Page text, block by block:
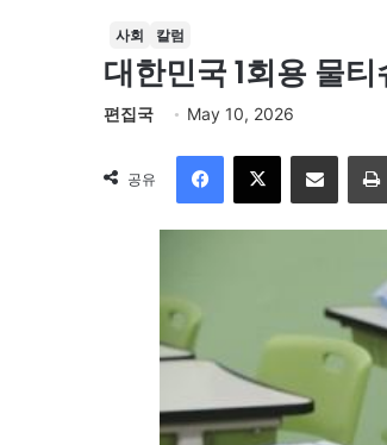
사회 칼럼
대한민국 1회용 물
편집국 May 10, 2026
공유
Facebook
X 이메일